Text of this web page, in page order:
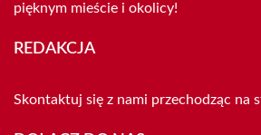
pięknym mieście i okolicy!
REDAKCJA
Skontaktuj się z nami przechodząc na